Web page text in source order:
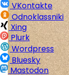
VKontakte
Odnoklassniki
Xing
Plurk
Wordpress
Bluesky
Mastodon